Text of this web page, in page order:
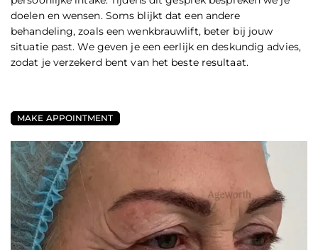
doelen en wensen. Soms blijkt dat een andere
behandeling, zoals eenwenkbrauwlift, beter bij jouw
situatie past. We geven je een eerlijk en deskundig advies,
zodat je verzekerd bent van het beste resultaat.
MAKE APPOINTMENT